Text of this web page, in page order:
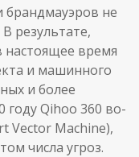
брандмауэров не
результате,
настоящее время
и машинного
и более
Qihoo 360 во-
Vector Machine),
числа угроз.